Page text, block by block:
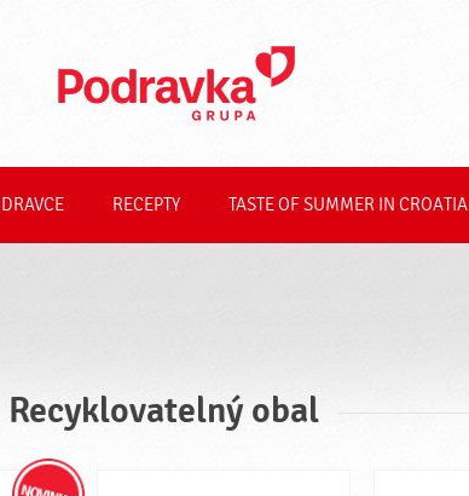
RECEPTY TASTE OF SUMMER IN CROATIA
obal